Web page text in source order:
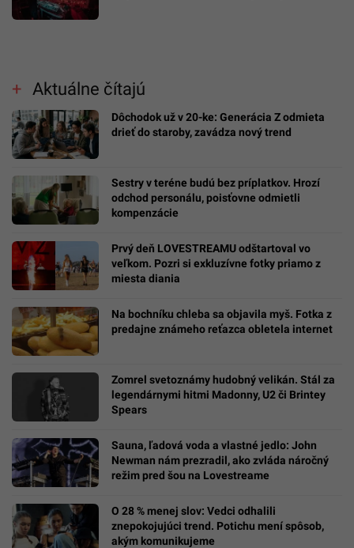
Aktuálne čítajú
Dôchodok už v 20-ke: Generácia Z odmieta
drieť do staroby, zavádza nový trend
Sestry v teréne budú bez príplatkov. Hrozí
odchod personálu, poisťovne odmietli
kompenzácie
Prvý deň LOVESTREAMU odštartoval vo
veľkom. Pozri si exkluzívne fotky priamo z
miesta diania
Na bochníku chleba sa objavila myš. Fotka z
predajne známeho reťazca obletela internet
Zomrel svetoznámy hudobný velikán. Stál za
legendárnymi hitmi Madonny, U2 či Brintey
Spears
Sauna, ľadová voda a vlastné jedlo: John
Newman nám prezradil, ako zvláda náročný
režim pred šou na Lovestreame
O 28 % menej slov: Vedci odhalili
znepokojujúci trend. Potichu mení spôsob,
akým komunikujeme